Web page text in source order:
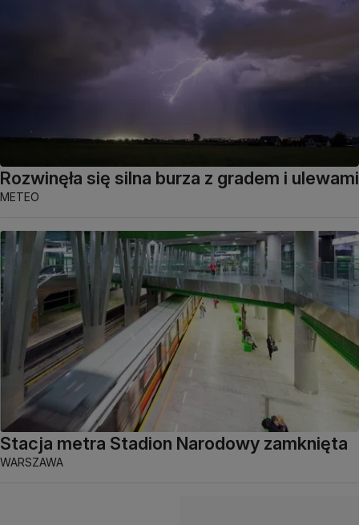
Rozwinęła się silna burza z gradem i ulewami
METEO
Stacja metra Stadion Narodowy zamknięta
WARSZAWA